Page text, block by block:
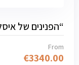
“הפנינים של
From
€3340.00